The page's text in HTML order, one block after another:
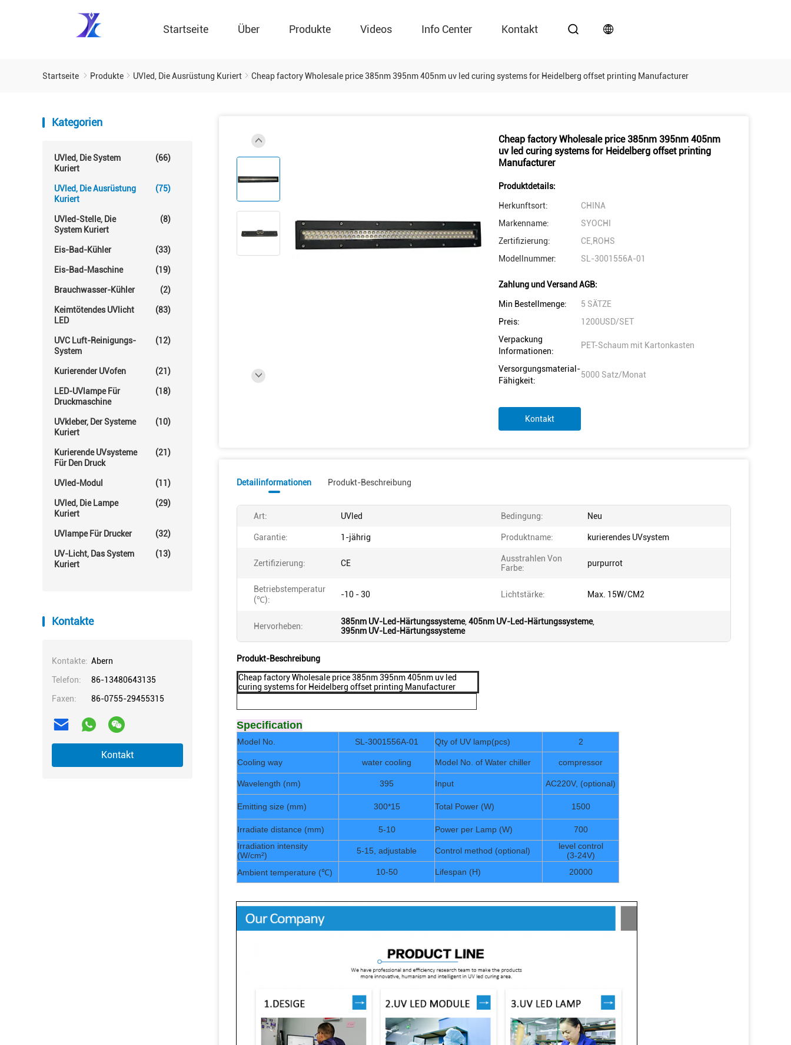
Startseite Über Produkte Videos Info Center Kontakt
Startseite Produkte UVled, Die Ausrüstung Kuriert Cheap factory Wholesale price 385nm 395nm 405nm uv led curing systems for Heidelberg offset printing Manufacturer
Kategorien
UVled, Die System
Kuriert
(66)
UVled, Die Ausrüstung
Kuriert
(75)
UVled-Stelle, Die
System Kuriert
(8)
Eis-Bad-Kühler (33)
Eis-Bad-Maschine (19)
Brauchwasser-Kühler (2)
Keimtötendes UVlicht
LED
(83)
UVC Luft-Reinigungs-
System
(12)
Kurierender UVofen (21)
LED-UVlampe Für
Druckmaschine
(18)
UVkleber, Der Systeme
Kuriert
(10)
Kurierende UVsysteme
Für Den Druck
(21)
UVled-Modul (11)
UVled, Die Lampe
Kuriert
(29)
UVlampe Für Drucker (32)
UV-Licht, Das System
Kuriert
(13)
Kontakte
Kontakte: Abern
Telefon:
86-13480643135
Faxen:
86-0755-29455315
Kontakt
Cheap factory Wholesale price 385nm 395nm 405nm
uv led curing systems for Heidelberg offset printing
Manufacturer
Produktdetails:
Herkunftsort:
CHINA
Markenname:
SYOCHI
Zertifizierung:
CE,ROHS
Modellnummer:
SL-3001556A-01
Zahlung und Versand AGB:
Min Bestellmenge:
5 SÄTZE
Preis:
1200USD/SET
Verpackung
Informationen:
PET-Schaum mit Kartonkasten
Versorgungsmaterial-
Fähigkeit:
5000 Satz/Monat
Kontakt
Detailinformationen Produkt-Beschreibung
Art: UVled Bedingung: Neu
Garantie: 1-jährig Produktname: kurierendes UVsystem
Zertifizierung: CE
Ausstrahlen Von
Farbe:
purpurrot
Betriebstemperatur
(℃):
-10 - 30 Lichtstärke: Max. 15W/CM2
Hervorheben: 385nm UV-Led-Härtungssysteme, 405nm UV-Led-Härtungssysteme,
395nm UV-Led-Härtungssysteme
Produkt-Beschreibung
Cheap factory Wholesale price 385nm 395nm 405nm uv led
curing systems for Heidelberg offset printing Manufacturer
Specification
Model No. SL-3001556A-01 Qty of UV lamp(pcs) 2
Cooling way water cooling Model No. of Water chiller compressor
Wavelength (nm) 395 Input AC220V, (optional)
Emitting size (mm) 300*15 Total Power (W) 1500
Irradiate distance (mm) 5-10 Power per Lamp (W)
700
Irradiation intensity
(W/cm²)
5-15, adjustable Control method (optional)
level control
(3-24V)
Ambient temperature (℃)
10-50 Lifespan (H) 20000